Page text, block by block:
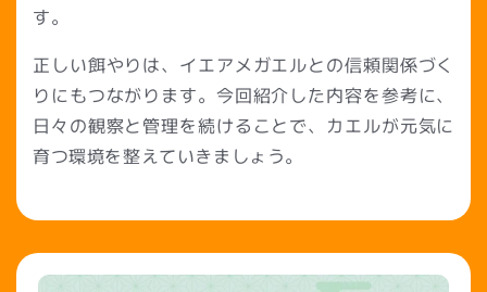
す。
正しい餌やりは、イエアメガエルとの信頼関係づく
りにもつながります。今回紹介した内容を参考に、
日々の観察と管理を続けることで、カエルが元気に
育つ環境を整えていきましょう。